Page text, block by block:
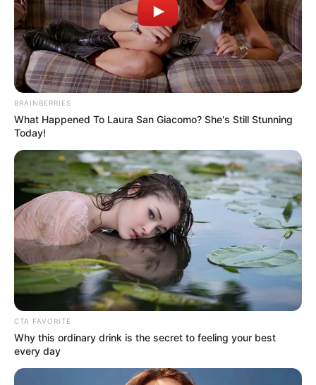
BRAINBERRIES
What Happened To Laura San Giacomo? She's Still Stunning
Today!
CTA FAVORITE
Why this ordinary drink is the secret to feeling your best
every day